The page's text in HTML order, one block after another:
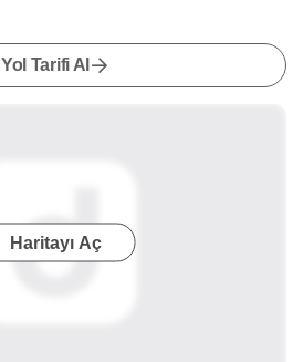
Yol Tarifi Al
Haritayı Aç